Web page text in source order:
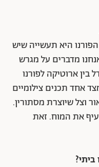
היא תעשייה שיש
מדברים על מגרש
בין ארוטיקה לפורנו
אחד תכנים צילומיים
וצל שיוצרת מסתורין.
את המוח. זאת